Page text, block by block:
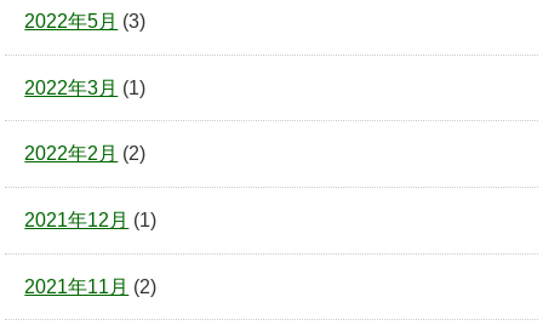
2022年5月 (3)
2022年3月 (1)
2022年2月 (2)
2021年12月 (1)
2021年11月 (2)